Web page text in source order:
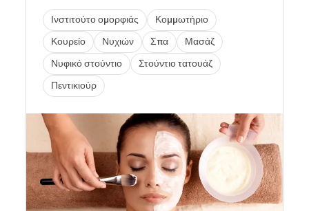
Ινστιτούτο ομορφιάς
Κομμωτήριο
Κουρείο
Νυχιών Σπα
Μασάζ
Νυφικό στούντιο
Στούντιο τατουάζ
Πεντικιούρ